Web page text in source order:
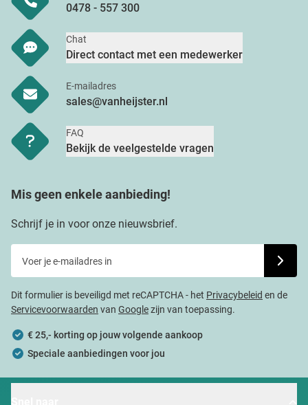
0478 - 557 300
Chat
Direct contact met een medewerker
E-mailadres
sales@vanheijster.nl
FAQ
Bekijk de veelgestelde vragen
Mis geen enkele aanbieding!
Schrijf je in voor onze nieuwsbrief.
Dit formulier is beveiligd met reCAPTCHA - het Privacybeleid en de
Servicevoorwaarden van Googlezijn van toepassing.
€ 25,- korting op jouw volgende aankoop
Speciale aanbiedingen voor jou